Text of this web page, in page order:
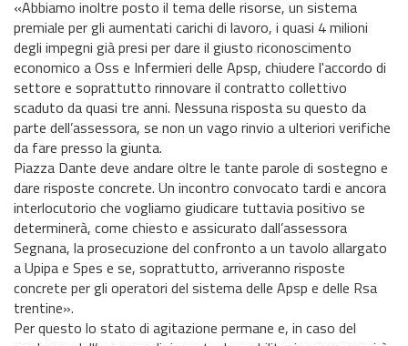
«Abbiamo inoltre posto il tema delle risorse, un sistema
premiale per gli aumentati carichi di lavoro, i quasi 4 milioni
degli impegni già presi per dare il giusto riconoscimento
economico a Oss e Infermieri delle Apsp, chiudere l'accordo di
settore e soprattutto rinnovare il contratto collettivo
scaduto da quasi tre anni. Nessuna risposta su questo da
parte dell’assessora, se non un vago rinvio a ulteriori verifiche
da fare presso la giunta.
Piazza Dante deve andare oltre le tante parole di sostegno e
dare risposte concrete. Un incontro convocato tardi e ancora
interlocutorio che vogliamo giudicare tuttavia positivo se
determinerà, come chiesto e assicurato dall’assessora
Segnana, la prosecuzione del confronto a un tavolo allargato
a Upipa e Spes e se, soprattutto, arriveranno risposte
concrete per gli operatori del sistema delle Apsp e delle Rsa
trentine».
Per questo lo stato di agitazione permane e, in caso del